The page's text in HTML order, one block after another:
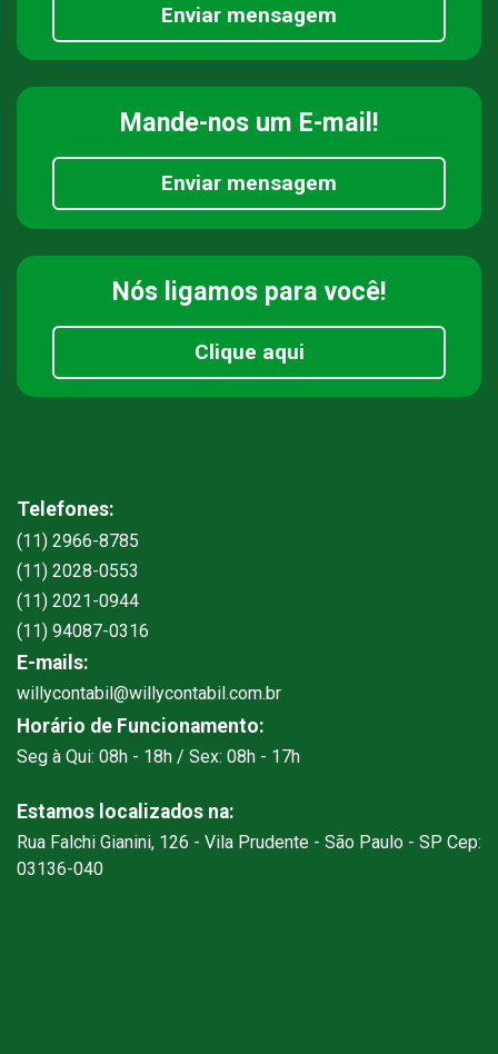
Enviar mensagem
Mande-nos um E-mail!
Enviar mensagem
Nós ligamos para você!
Clique aqui
Telefones:
(11) 2966-8785
(11) 2028-0553
(11) 2021-0944
(11) 94087-0316
E-mails:
willycontabil@willycontabil.com.br
Horário de Funcionamento:
Seg à Qui: 08h - 18h / Sex: 08h - 17h
Estamos localizados na:
Rua Falchi Gianini, 126 - Vila Prudente - São Paulo - SP Cep:
03136-040